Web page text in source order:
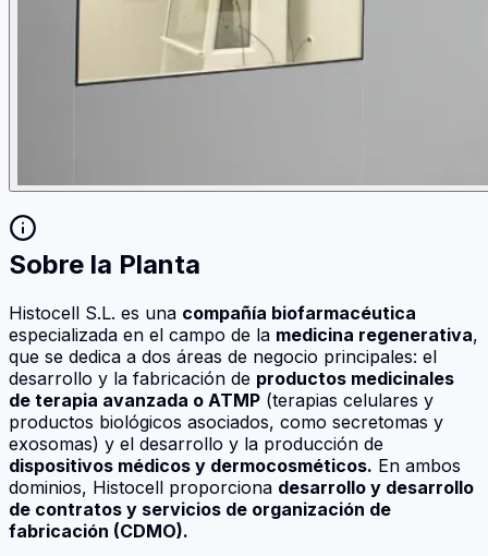
Sobre la Planta
Histocell S.L. es una compañía biofarmacéutica
especializada en el campo de la medicina regenerativa,
que se dedica a dos áreas de negocio principales: el
desarrollo y la fabricación de productos medicinales
de terapia avanzada o ATMP (terapias celulares y
productos biológicos asociados, como secretomas y
exosomas) y el desarrollo y la producción de
dispositivos médicos y dermocosméticos. En ambos
dominios, Histocell proporciona desarrollo y desarrollo
de contratos y servicios de organización de
fabricación (CDMO).